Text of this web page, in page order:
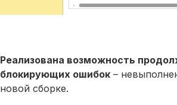
Реализована возможность
блокирующих ошибок –
новой сборке.